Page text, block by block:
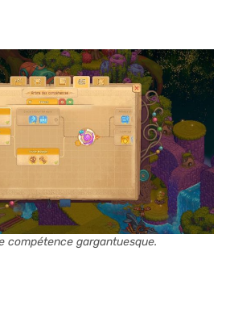
compétence gargantuesque.